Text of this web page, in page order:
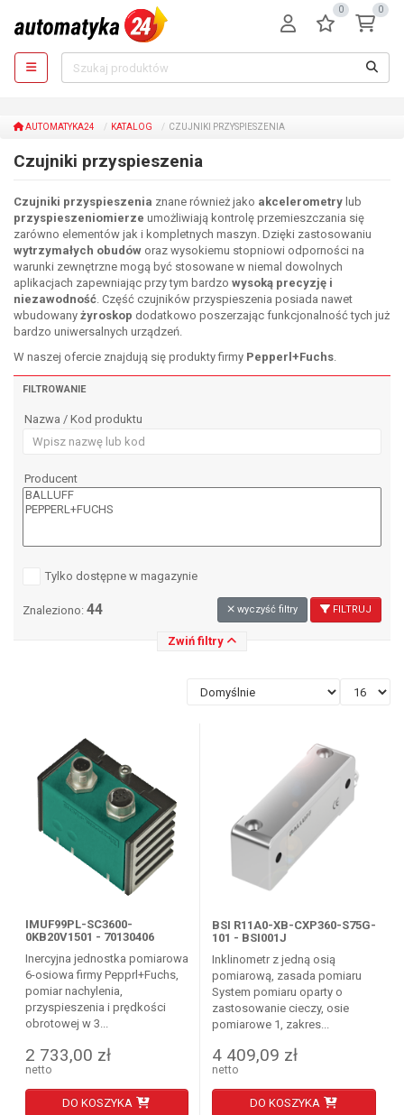
0 0
AUTOMATYKA24 KATALOG CZUJNIKI PRZYSPIESZENIA
Czujniki przyspieszenia
Czujniki przyspieszenia znane również jako akcelerometry lub
przyspieszeniomierze umożliwiają kontrolę przemieszczania się
zarówno elementów jak i kompletnych maszyn. Dzięki zastosowaniu
wytrzymałych obudów oraz wysokiemu stopniowi odporności na
warunki zewnętrzne mogą być stosowane w niemal dowolnych
aplikacjach zapewniając przy tym bardzo wysoką precyzję i
niezawodność. Część czujników przyspieszenia posiada nawet
wbudowany żyroskop dodatkowo poszerzając funkcjonalność tych już
bardzo uniwersalnych urządzeń.
W naszej ofercie znajdują się produkty firmy Pepperl+Fuchs.
FILTROWANIE
Nazwa / Kod produktu
Producent
Tylko dostępne w magazynie
Znaleziono: 44 wyczyść filtry FILTRUJ
Zwiń filtry
IMUF99PL-SC3600-
0KB20V1501 - 70130406
Inercyjna jednostka pomiarowa
6-osiowa firmy Pepprl+Fuchs,
pomiar nachylenia,
przyspieszenia i prędkości
obrotowej w 3...
2 733,00 zł
netto
DO KOSZYKA
BSI R11A0-XB-CXP360-S75G-
101 - BSI001J
Inklinometr z jedną osią
pomiarową, zasada pomiaru
System pomiaru oparty o
zastosowanie cieczy, osie
pomiarowe 1, zakres...
4 409,09 zł
netto
DO KOSZYKA